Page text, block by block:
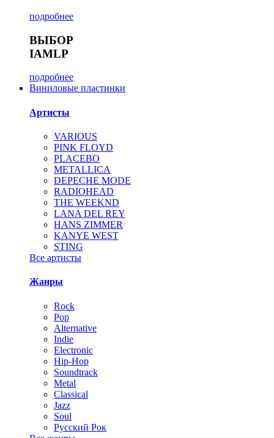
подробнее
ВЫБОР
IAMLP
подробнее
Виниловые пластинки
Артисты
VARIOUS
PINK FLOYD
PLACEBO
METALLICA
DEPECHE MODE
RADIOHEAD
THE WEEKND
LANA DEL REY
HANS ZIMMER
KANYE WEST
STING
Все артисты
Жанры
Rock
Pop
Alternative
Indie
Electronic
Hip-Hop
Soundtrack
Metal
Classical
Jazz
Soul
Русский Рок